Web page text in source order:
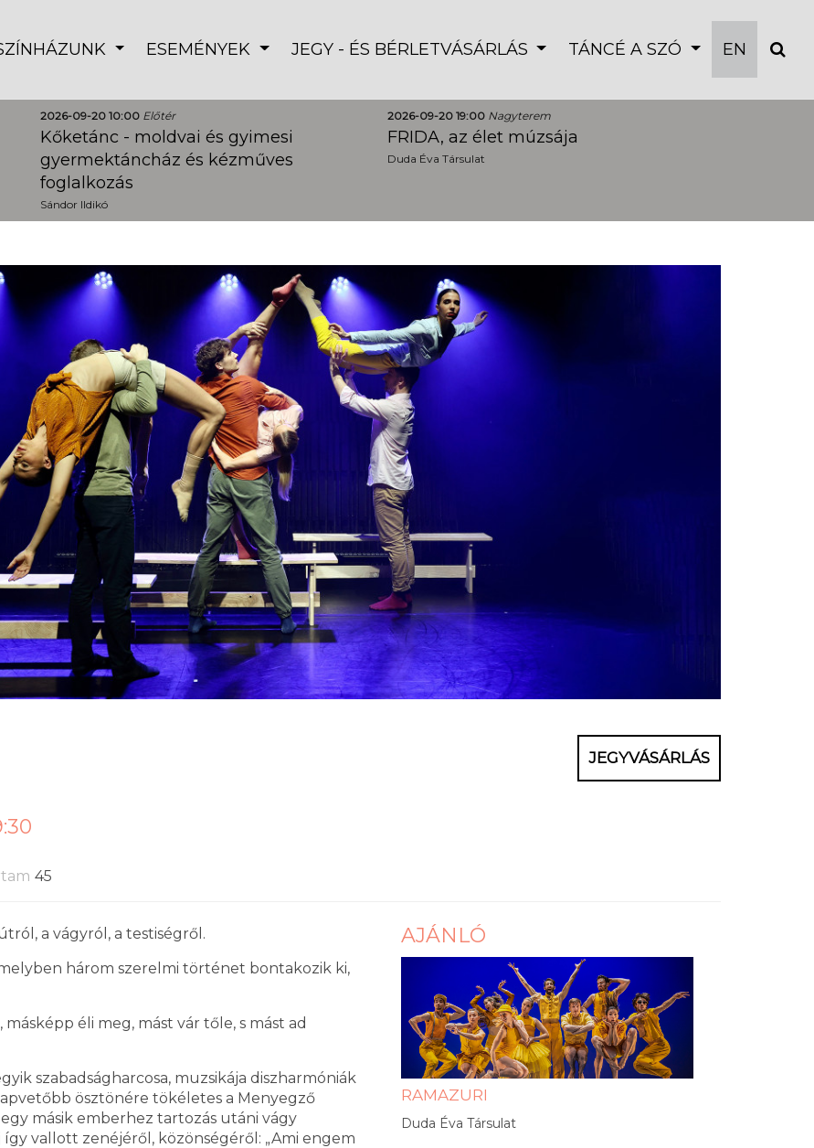
ESEMÉNYEK JEGY - ÉS BÉRLETVÁSÁRLÁS TÁNCÉ A SZÓ EN
2026-09-20 10:00 Előtér
Kőketánc - moldvai és gyimesi
gyermektáncház és kézműves
foglalkozás
Sándor Ildikó
2026-09-20 19:00 Nagyterem
FRIDA, az élet múzsája
Duda Éva Társulat
JEGYVÁSÁRLÁS
45
a vágyról, a testiségről.
három szerelmi történet bontakozik ki,
éli meg, mást vár tőle, s mást ad
szabadságharcosa, muzsikája diszharmóniák
ösztönére tökéletes a Menyegző
másik emberhez tartozás utáni vágy
vallott zenéjéről, közönségéről: „Ami engem
AJÁNLÓ
RAMAZURI
Duda Éva Társulat